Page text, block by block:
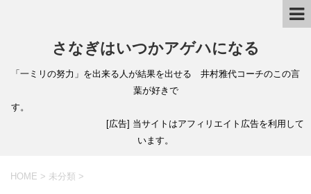
さなぎはいつかアゲハになる
「一ミリの努力」を出来る人が結果を出せる 井村雅代コーチのこの言
葉が好きで
す。
[広告] 当サイトはアフィリエイト広告を利用して
います。
HOME > 未分類 >